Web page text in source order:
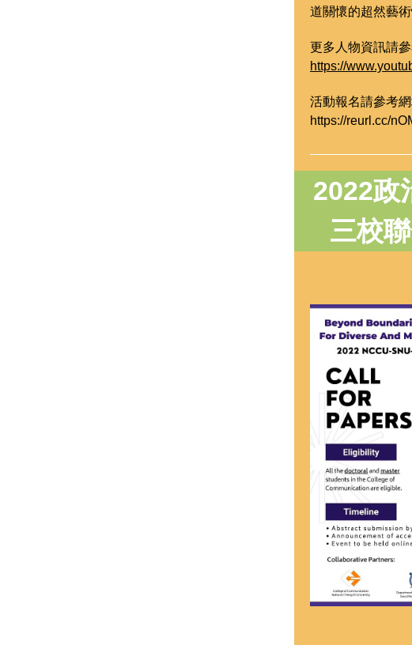
道關懷的超然藝術
更多人物資訊請
https://
活動報名請參考
https://reurl.cc/
2022政
三校